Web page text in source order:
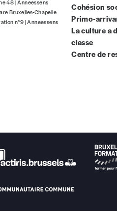
commandez au numéro.
papier ou numérique.
IBAN BE34 0010 7305 2190
moment, même après avoir
Par numéro
48 | Anneessens
Bruxelles-Chapelle
n°9 | Anneessens
Cohésion
Primo-
La culture a
classe
Centre de